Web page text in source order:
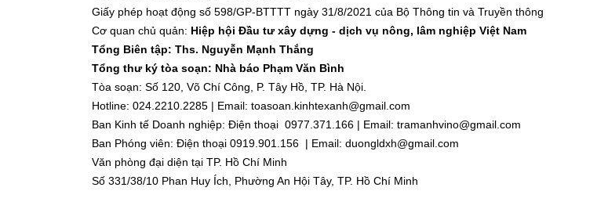
Giấy phép hoạt động số 598/GP-BTTTT ngày 31/8/2021 của Bộ Thông tin và Truyền thông
Cơ quan chủ quản: Hiệp hội Đầu tư xây dựng - dịch vụ nông, lâm nghiệp Việt Nam
Tổng Biên tập: Ths. Nguyễn Mạnh Thắng
Tổng thư ký tòa soạn: Nhà báo Phạm Văn Bình
Tòa soạn: Số 120, Võ Chí Công, P. Tây Hồ, TP. Hà Nội.
Hotline: 024.2210.2285 | Email: toasoan.kinhtexanh@gmail.com
Ban Kinh tế Doanh nghiệp: Điện thoại 0977.371.166 | Email: tramanhvino@gmail.com
Ban Phóng viên: Điện thoại 0919.901.156 | Email: duongldxh@gmail.com
Văn phòng đại diện tại TP. Hồ Chí Minh
Số 331/38/10 Phan Huy Ích, Phường An Hội Tây, TP. Hồ Chí Minh